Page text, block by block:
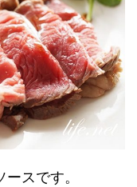
スです。